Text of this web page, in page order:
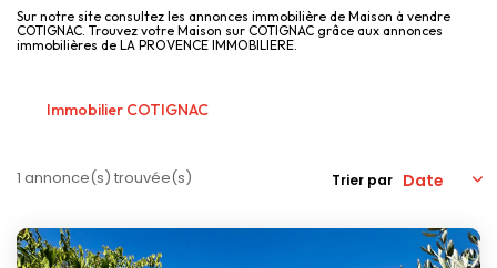
Qui Sommes-Nous
Notre Équipe
Sur notre site consultez les annonces immobilière de Maison à vendre
COTIGNAC. Trouvez votre Maison sur COTIGNAC grâce aux annonces
immobilières de LA PROVENCE IMMOBILIERE.
Immobilier COTIGNAC
1 annonce(s) trouvée(s) Trier par